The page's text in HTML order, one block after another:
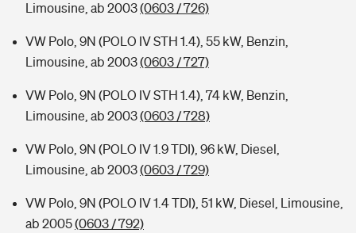
Limousine, ab 2003(0603 / 726)
VW Polo, 9N (POLO IV STH 1.4), 55 kW, Benzin,
Limousine, ab 2003(0603 / 727)
VW Polo, 9N (POLO IV STH 1.4), 74 kW, Benzin,
Limousine, ab 2003(0603 / 728)
VW Polo, 9N (POLO IV 1.9 TDI), 96 kW, Diesel,
Limousine, ab 2003(0603 / 729)
VW Polo, 9N (POLO IV 1.4 TDI), 51 kW, Diesel, Limousine,
ab 2005(0603 / 792)